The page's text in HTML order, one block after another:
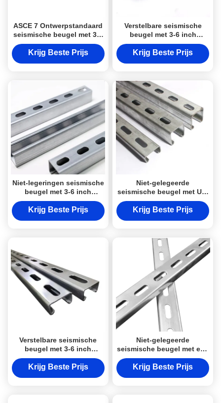
ASCE 7 Ontwerpstandaard
seismische beugel met 3-6
inch aanpassingsbereik en
tot 1000 lbs laadcapaciteit
Krijg Beste Prijs
Verstelbare seismische
beugel met 3-6 inch
aanpassingsbereik en 1000
lbs laadvermogen UL
Krijg Beste Prijs
Niet-legeringen seismische
beugel met 3-6 inch
aanpassing en UL-
certificering voor optimale
Krijg Beste Prijs
Niet-gelegeerde
seismische beugel met UL-
gecertificeerde en FM-
goedgekeurde
Krijg Beste Prijs
Verstelbare seismische
beugel met 3-6 inch
aanpassingsbereik en 1000
lbs laadvermogen voor
Krijg Beste Prijs
Niet-gelegeerde
seismische beugel met een
draagvermogen tot 1000
lbs en IBC-, ASCE 7-
Krijg Beste Prijs